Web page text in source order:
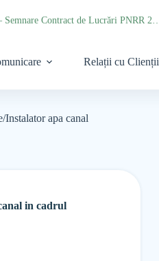
Relații cu Clienții
Instalator apa canal
in cadrul